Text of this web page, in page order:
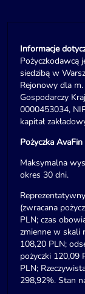
Informacje
Pożyczkodawcą
siedzibą w
Rejonowy dla
Gospodarczy
0000453034,
kapitał
Pożyczka
Maksymalna
okres 30 dni.
(zwracana
PLN; czas
zmienne w skali
108,20 PLN;
pożyczki 120,09
PLN;
298,92%. Stan